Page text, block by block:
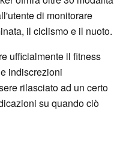
di monitorare
il ciclismo e il nuoto.
ufficialmente il fitness
indiscrezioni
rilasciato ad un certo
su quando ciò